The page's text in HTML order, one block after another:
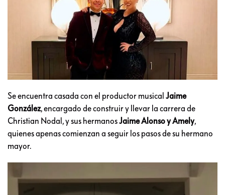
Se encuentra casada con el productor musical Jaime
González, encargado de construir y llevar la carrera de
Christian Nodal, y sus hermanosJaime Alonso y Amely,
quienes apenas comienzan a seguir los pasos de su hermano
mayor.